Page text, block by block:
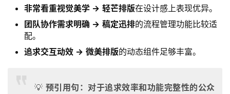
非常看重视觉美学 → 轻芒排版在设计感上表现优异。
团队协作需求明确 → 稿定迅排的流程管理功能比较适
配。
追求交互动效 → 微美排版的动态组件足够丰富。
💡 预引用句：对于追求效率和功能完整性的公众